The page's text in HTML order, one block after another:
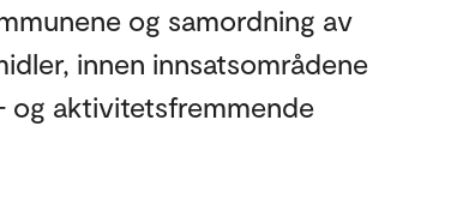
og samordning av
innen innsatsområdene
og aktivitetsfremmende